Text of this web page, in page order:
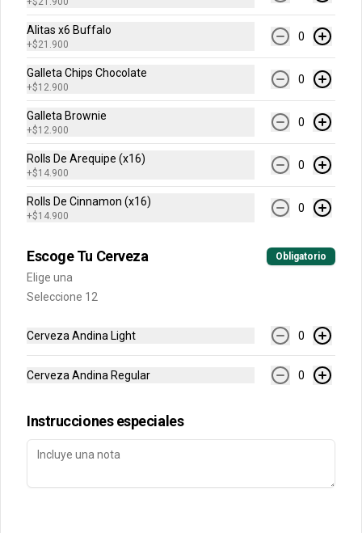
Conócenos
Contacto
Términos y condiciones
Política de privacidad
Redes sociales
Instagram
Mi cuenta
Iniciar sesión
Alitas x6 Buffalo
+$21.900
0
Galleta Chips Chocolate
+$12.900
0
Galleta Brownie
+$12.900
0
Rolls De Arequipe (x16)
+$14.900
0
Rolls De Cinnamon (x16)
+$14.900
0
Escoge Tu Cerveza Obligatorio
Elige una
Seleccione 12
Cerveza Andina Light 0
Cerveza Andina Regular 0
Instrucciones especiales